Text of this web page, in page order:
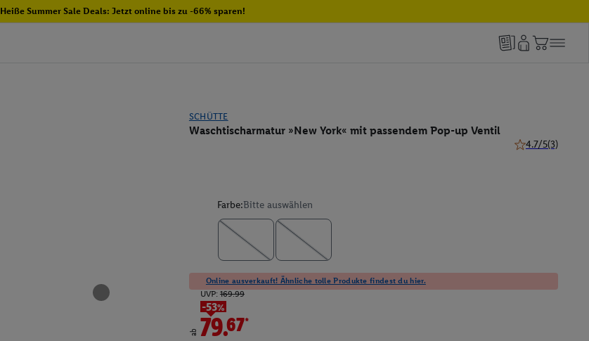
Heiße Summer Sale Deals: Jetzt online bis zu -66% sparen!
SCHÜTTE
Waschtischarmatur »New York« mit passendem Pop-up Ventil
4.7/5(3)
Farbe:Bitte auswählen
Online ausverkauft! Ähnliche tolle Produkte findest du hier.
ab
UVP: 169.99
-53%
79.67*